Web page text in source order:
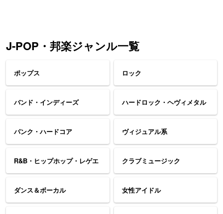
J-POP・邦楽ジャンル一覧
ポップス ロック
バンド・インディーズ ハードロック・ヘヴィメタル
パンク・ハードコア ヴィジュアル系
R&B・ヒップホップ・レゲエ クラブミュージック
ダンス＆ボーカル 女性アイドル